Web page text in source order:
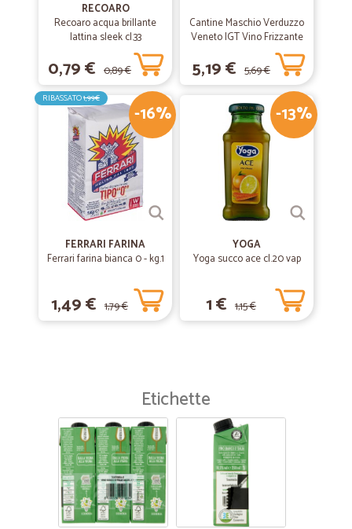
RECOARO
Recoaro acqua brillante
lattina sleek cl.33
0,79 € 0,89 €
Cantine Maschio Verduzzo
Veneto IGT Vino Frizzante
5,19 € 5,69 €
-16%
RIBASSATO1,99€
FERRARI FARINA
Ferrari farina bianca 0 - kg.1
1,49 € 1,79 €
-13%
YOGA
Yoga succo ace cl.20 vap
1 € 1,15 €
Etichette